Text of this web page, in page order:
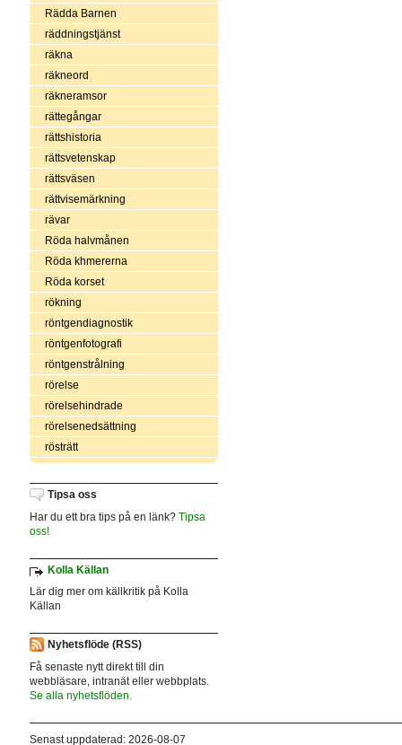
Rädda Barnen
räddningstjänst
räkna
räkneord
räkneramsor
rättegångar
rättshistoria
rättsvetenskap
rättsväsen
rättvisemärkning
rävar
Röda halvmånen
Röda khmererna
Röda korset
rökning
röntgendiagnostik
röntgenfotografi
röntgenstrålning
rörelse
rörelsehindrade
rörelsenedsättning
rösträtt
Tipsa oss
Har du ett bra tips på en länk? Tipsa
oss!
Kolla Källan
Lär dig mer om källkritik på Kolla
Källan
Nyhetsflöde (RSS)
Få senaste nytt direkt till din
webbläsare, intranät eller webbplats.
Se alla nyhetsflöden.
Senast uppdaterad: 2026-08-07